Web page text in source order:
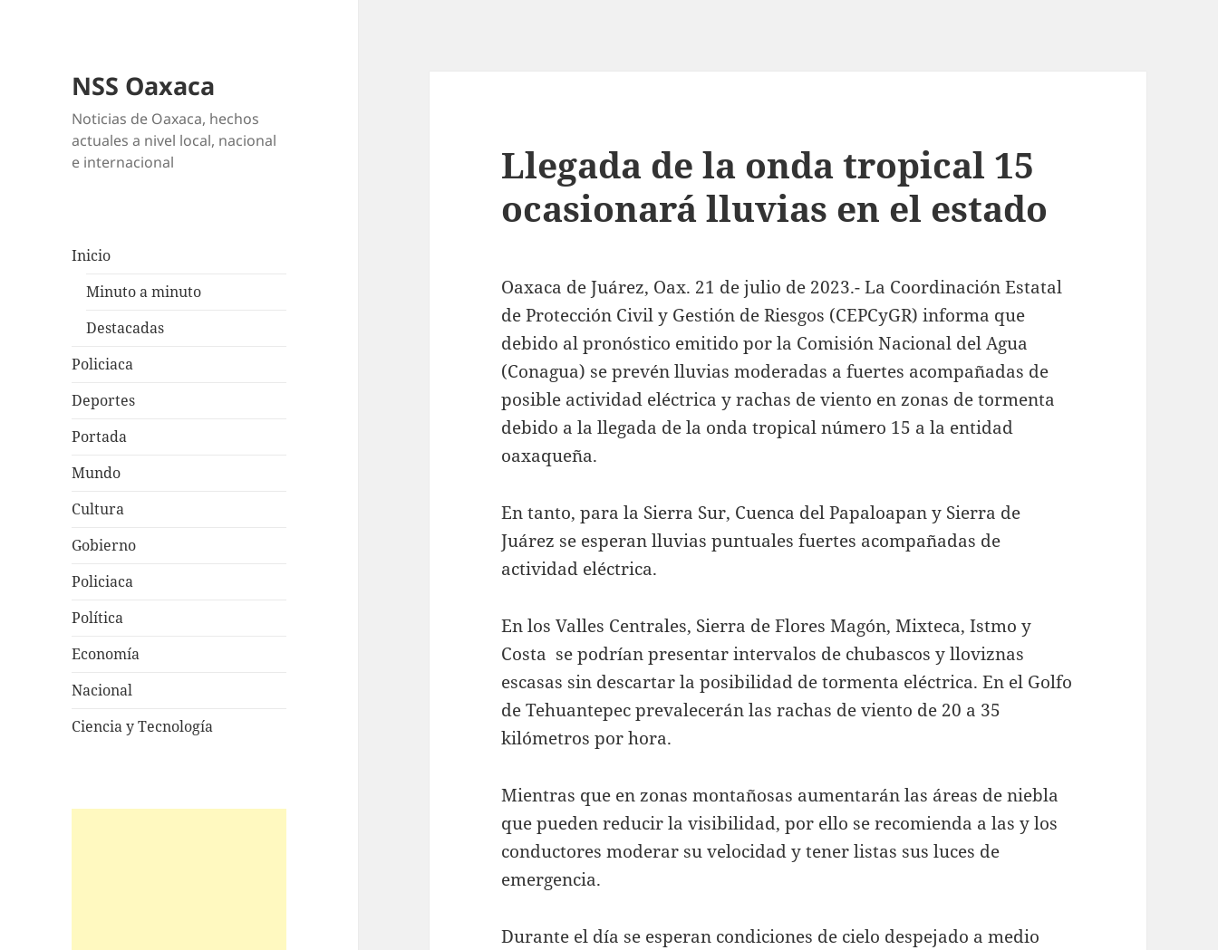
NSS Oaxaca
Noticias de Oaxaca, hechos
actuales a nivel local, nacional
e internacional
Inicio
Minuto a minuto
Destacadas
Policiaca
Deportes
Portada
Mundo
Cultura
Gobierno
Policiaca
Política
Economía
Nacional
Ciencia y Tecnología
Llegada de la onda tropical 15
ocasionará lluvias en el estado
Oaxaca de Juárez, Oax. 21 de julio de 2023.- La Coordinación Estatal
de Protección Civil y Gestión de Riesgos (CEPCyGR) informa que
debido al pronóstico emitido por la Comisión Nacional del Agua
(Conagua) se prevén lluvias moderadas a fuertes acompañadas de
posible actividad eléctrica y rachas de viento en zonas de tormenta
debido a la llegada de la onda tropical número 15 a la entidad
oaxaqueña.
En tanto, para la Sierra Sur, Cuenca del Papaloapan y Sierra de
Juárez se esperan lluvias puntuales fuertes acompañadas de
actividad eléctrica.
En los Valles Centrales, Sierra de Flores Magón, Mixteca, Istmo y
Costa se podrían presentar intervalos de chubascos y lloviznas
escasas sin descartar la posibilidad de tormenta eléctrica. En el Golfo
de Tehuantepec prevalecerán las rachas de viento de 20 a 35
kilómetros por hora.
Mientras que en zonas montañosas aumentarán las áreas de niebla
que pueden reducir la visibilidad, por ello se recomienda a las y los
conductores moderar su velocidad y tener listas sus luces de
emergencia.
Durante el día se esperan condiciones de cielo despejado a medio